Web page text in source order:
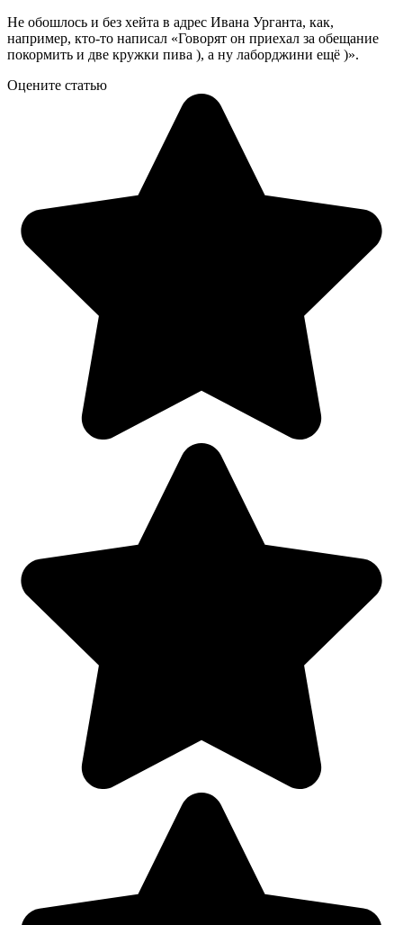
Не обошлось и без хейта в адрес Ивана Урганта, как,
например, кто-то написал «Говорят он приехал за обещание
покормить и две кружки пива ), а ну лаборджини ещё )».
Оцените статью